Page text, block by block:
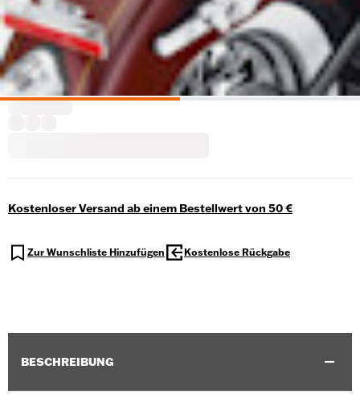
Kostenloser Versand ab einem Bestellwert von 50 €
Zur Wunschliste Hinzufügen Kostenlose Rückgabe
BESCHREIBUNG